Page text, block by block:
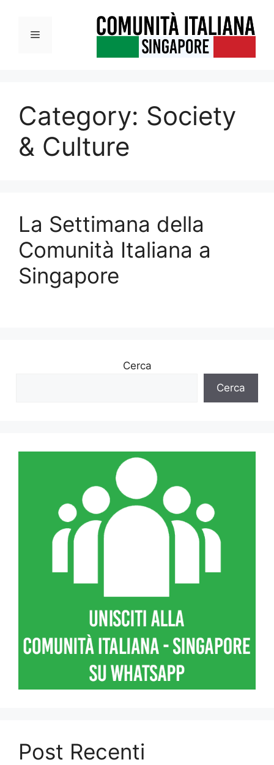
contenutoMenu
Category: Society
& Culture
La Settimana della
Comunità Italiana a
Singapore
Cerca
Cerca
Post Recenti